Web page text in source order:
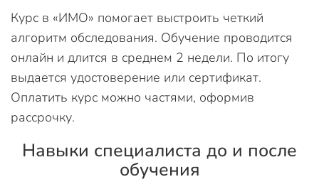
Курс в «ИМО» помогает выстроить четкий
алгоритм обследования. Обучение проводится
онлайн и длится в среднем 2 недели. По итогу
выдается удостоверение или сертификат.
Оплатить курс можно частями, оформив
рассрочку.
Навыки специалиста до и после
обучения